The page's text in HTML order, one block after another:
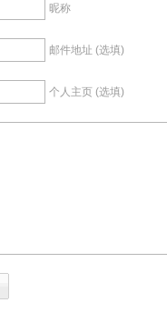
昵称
邮件地址 (选填)
个人主页 (选填)